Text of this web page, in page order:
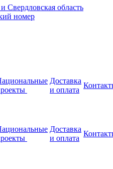
Свердловская область
номер
Доставка
и оплата
Доставка
и оплата